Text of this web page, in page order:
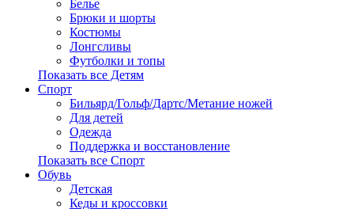
Белье
Брюки и шорты
Костюмы
Лонгсливы
Футболки и топы
Показать все Детям
Спорт
Бильярд/Гольф/Дартс/Метание ножей
Для детей
Одежда
Поддержка и восстановление
Показать все Спорт
Обувь
Детская
Кеды и кроссовки